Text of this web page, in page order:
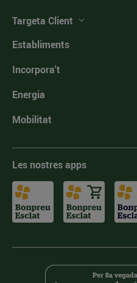
Targeta Client
Establiments
Incorpora't
Energia
Mobilitat
Les nostres apps